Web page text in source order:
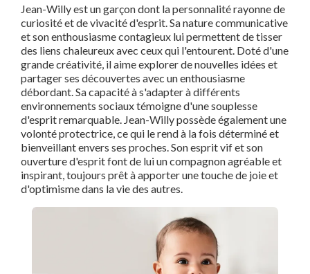
Jean-Willy est un garçon dont la personnalité rayonne de
curiosité et de vivacité d'esprit. Sa nature communicative
et son enthousiasme contagieux lui permettent de tisser
des liens chaleureux avec ceux qui l'entourent. Doté d'une
grande créativité, il aime explorer de nouvelles idées et
partager ses découvertes avec un enthousiasme
débordant. Sa capacité à s'adapter à différents
environnements sociaux témoigne d'une souplesse
d'esprit remarquable. Jean-Willy possède également une
volonté protectrice, ce qui le rend à la fois déterminé et
bienveillant envers ses proches. Son esprit vif et son
ouverture d'esprit font de lui un compagnon agréable et
inspirant, toujours prêt à apporter une touche de joie et
d'optimisme dans la vie des autres.